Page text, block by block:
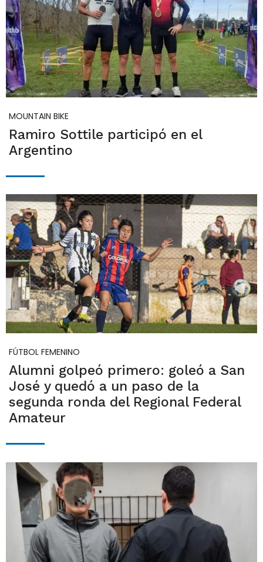
MOUNTAIN BIKE
Ramiro Sottile participó en el
Argentino
FÚTBOL FEMENINO
Alumni golpeó primero: goleó a San
José y quedó a un paso de la
segunda ronda del Regional Federal
Amateur